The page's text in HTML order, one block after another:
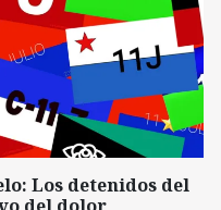
Los detenidos del